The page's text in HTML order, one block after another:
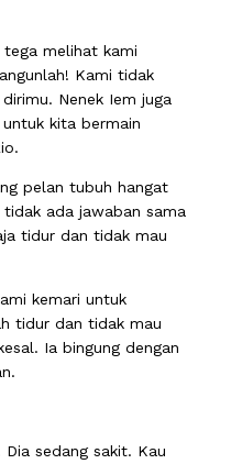
tega melihat kami
Kami tidak
Nenek Iem juga
kita bermain
pelan tubuh hangat
tidak ada jawaban sama
tidur dan tidak mau
kemari untuk
tidur dan tidak mau
Ia bingung dengan
Dia sedang sakit. Kau